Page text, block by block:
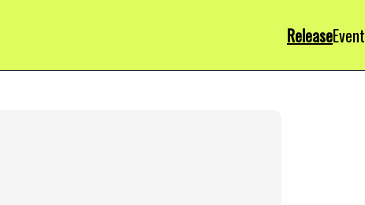
ReleaseEvent